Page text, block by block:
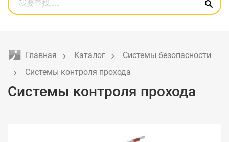
Главная Каталог
Системы безопасности
Системы контроля прохода
Системы контроля прохода